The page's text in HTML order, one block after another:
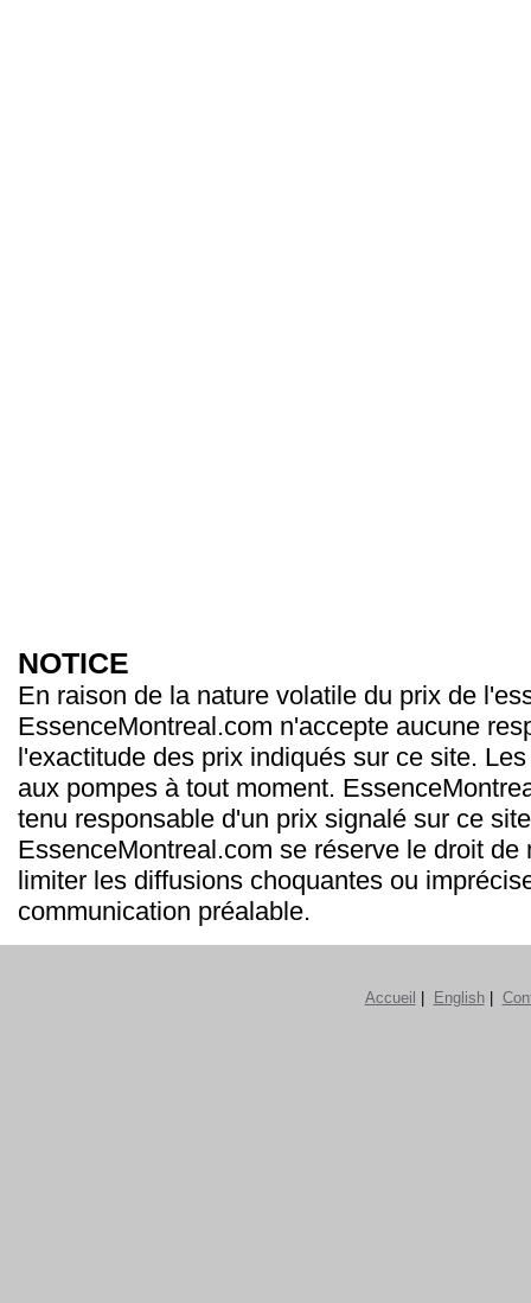
NOTICE
En raison de la nature volatile du prix de
EssenceMontreal.com n'accepte aucune
l'exactitude des prix indiqués sur ce site.
aux pompes à tout moment.
tenu responsable d'un prix signalé sur ce
EssenceMontreal.com se réserve le droit de
limiter les diffusions choquantes ou
communication préalable.
Accueil English|